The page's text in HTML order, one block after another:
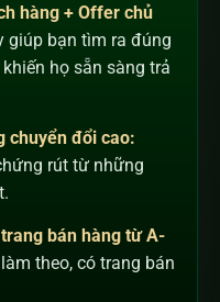
hàng + Offer chủ
giúp bạn tìm ra đúng
họ sẵn sàng trả
chuyển đổi cao:
rút từ những
bán hàng từ A-
theo, có trang bán